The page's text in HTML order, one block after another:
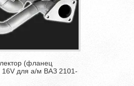
(фланец
16V для а/м ВАЗ 2101-